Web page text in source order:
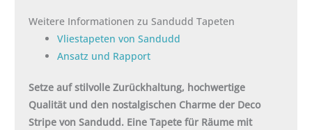
Weitere Informationen zu Sandudd Tapeten
Vliestapeten von Sandudd
Ansatz und Rapport
Setze auf stilvolle Zurückhaltung, hochwertige
Qualität und den nostalgischen Charme der Deco
Stripe von Sandudd. Eine Tapete für Räume mit